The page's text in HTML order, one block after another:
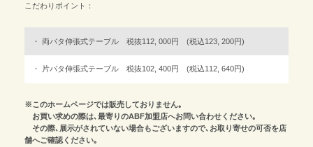
こだわりポイント：
両バタ伸張式テーブル 税抜112, 000円 (税込123, 200円)
片バタ伸張式テーブル 税抜102, 400円 (税込112, 640円)
※このホームページでは販売しておりません｡
お買い求めの際は､最寄りのABF加盟店へお問い合わせください｡
その際､展示がされていない場合もございますので､お取り寄せの可否を店
舗へご確認ください｡